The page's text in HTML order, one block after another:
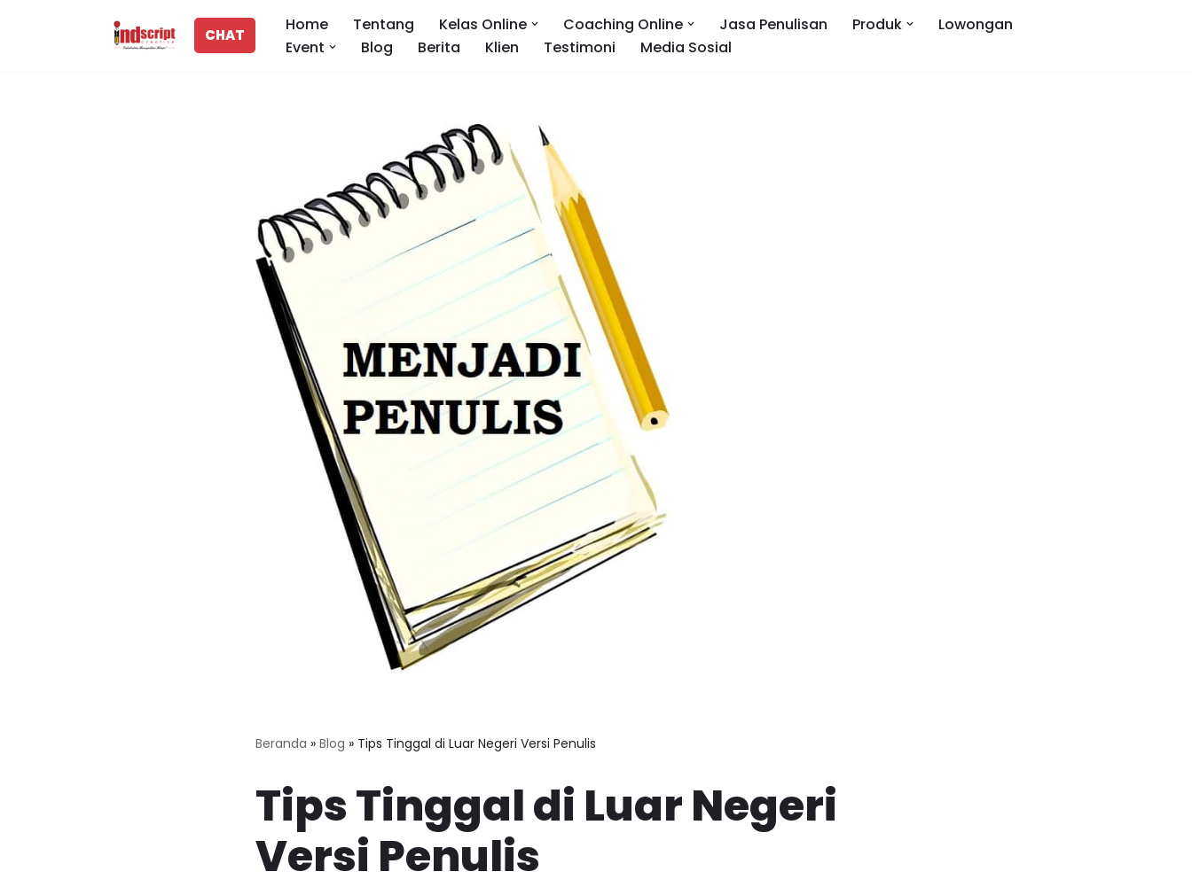
CHAT
Home Tentang Kelas Online Coaching Online Jasa Penulisan Produk
Lowongan
Event
Blog Berita Klien Testimoni Media Sosial
Beranda » Blog » Tips Tinggal di Luar Negeri Versi Penulis
Tips Tinggal di Luar Negeri
Versi Penulis